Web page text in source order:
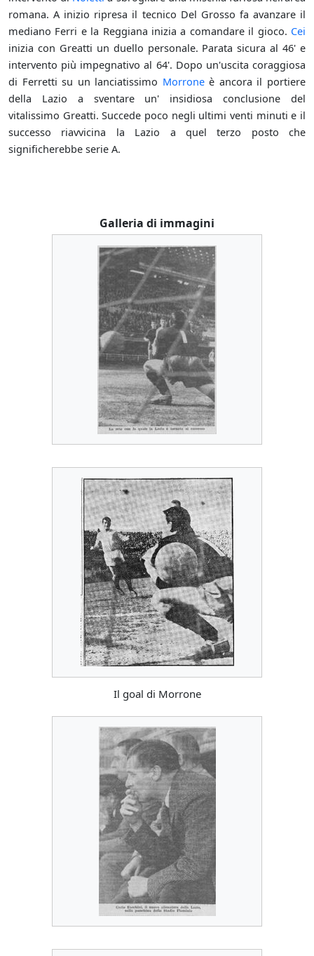
romana. A inizio ripresa il tecnico Del Grosso fa avanzare il
mediano Ferri e la Reggiana inizia a comandare il gioco. Cei
inizia con Greatti un duello personale. Parata sicura al 46' e
intervento più impegnativo al 64'. Dopo un'uscita coraggiosa
di Ferretti su un lanciatissimo Morroneè ancora il portiere
della Lazio a sventare un' insidiosa conclusione del
vitalissimo Greatti. Succede poco negli ultimi venti minuti e il
successo riavvicina la Lazio a quel terzo posto che
significherebbe serie A.
Galleria di immagini
Il goal di Morrone